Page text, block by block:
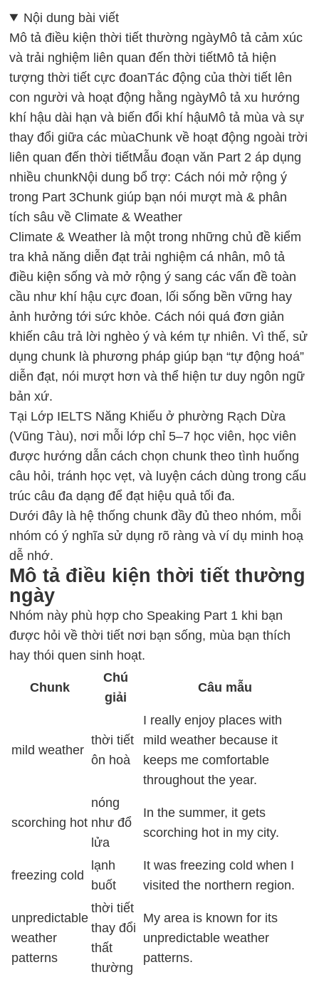
Nội dung bài viết
Mô tả điều kiện thời tiết thường ngàyMô tả cảm xúc
và trải nghiệm liên quan đến thời tiếtMô tả hiện
tượng thời tiết cực đoanTác động của thời tiết lên
con người và hoạt động hằng ngàyMô tả xu hướng
khí hậu dài hạn và biến đổi khí hậuMô tả mùa và sự
thay đổi giữa các mùaChunk về hoạt động ngoài trời
liên quan đến thời tiếtMẫu đoạn văn Part 2 áp dụng
nhiều chunkNội dung bổ trợ: Cách nói mở rộng ý
trong Part 3Chunk giúp bạn nói mượt mà & phân
tích sâu về Climate & Weather
Climate & Weather là một trong những chủ đề kiểm
tra khả năng diễn đạt trải nghiệm cá nhân, mô tả
điều kiện sống và mở rộng ý sang các vấn đề toàn
cầu như khí hậu cực đoan, lối sống bền vững hay
ảnh hưởng tới sức khỏe. Cách nói quá đơn giản
khiến câu trả lời nghèo ý và kém tự nhiên. Vì thế, sử
dụng chunk là phương pháp giúp bạn “tự động hoá”
diễn đạt, nói mượt hơn và thể hiện tư duy ngôn ngữ
bản xứ.
Tại Lớp IELTS Năng Khiếu ở phường Rạch Dừa
(Vũng Tàu), nơi mỗi lớp chỉ 5–7 học viên, học viên
được hướng dẫn cách chọn chunk theo tình huống
câu hỏi, tránh học vẹt, và luyện cách dùng trong cấu
trúc câu đa dạng để đạt hiệu quả tối đa.
Dưới đây là hệ thống chunk đầy đủ theo nhóm, mỗi
nhóm có ý nghĩa sử dụng rõ ràng và ví dụ minh hoạ
dễ nhớ.
Mô tả điều kiện thời tiết thường
ngày
Nhóm này phù hợp cho Speaking Part 1 khi bạn
được hỏi về thời tiết nơi bạn sống, mùa bạn thích
hay thói quen sinh hoạt.
Chunk
Chú
giải
Câu mẫu
mild weather
thời tiết
ôn hoà
I really enjoy places with
mild weather because it
keeps me comfortable
throughout the year.
scorching hot
nóng
như đổ
lửa
In the summer, it gets
scorching hot in my city.
freezing cold
lạnh
buốt
It was freezing cold when I
visited the northern region.
unpredictable
weather
patterns
thời tiết
thay đổi
thất
thường
My area is known for its
unpredictable weather
patterns.